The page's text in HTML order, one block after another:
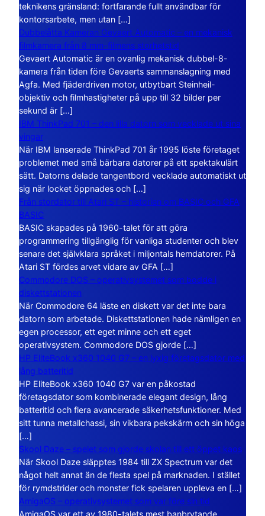
teknikens gränsland: fortfarande fullt användbar för
kontorsarbete, men utan […]
Dubbelåtta Kameran Gevaert Automatic – en mekanisk
filmkamera från 8 mm-filmens storhetstid
Gevaert Automatic är en ovanlig mekanisk dubbel-8-
kamera från tiden före Gevaerts sammanslagning med
Agfa. Med fjäderdriven motor, utbytbart Steinheil-
objektiv och filmhastigheter på upp till 32 bilder per
sekund är […]
IBM ThinkPad 701 – den lilla datorn som vecklade ut sina
vingar
När IBM lanserade ThinkPad 701 år 1995 löste företaget
problemet med små bärbara datorer på ett spektakulärt
sätt. Datorns delade tangentbord vecklade automatiskt ut
sig när locket öppnades och […]
Från stordator till Atari ST – historien om BASIC och GFA
BASIC
BASIC skapades på 1960-talet för att göra
programmering tillgänglig för vanliga studenter och blev
senare det självklara språket i miljontals hemdatorer. På
Atari ST fördes arvet vidare av GFA […]
Commodore DOS – operativsystemet som bodde i
diskettstationen
När Commodore 64 läste en diskett var det inte bara
datorn som arbetade. Diskettstationen hade nämligen en
egen processor, ett eget minne och ett eget
operativsystem. Commodore DOS gjorde […]
HP EliteBook x360 1040 G7 – en lyxig företagsdator med
lång batteritid
HP EliteBook x360 1040 G7 var en påkostad
företagsdator som kombinerade elegant design, lång
batteritid och flera avancerade säkerhetsfunktioner. Med
sitt tunna metallchassi, sin vikbara pekskärm och sin höga
[…]
Skool Daze – spelet som gjorde skolan till ett öppet kaos
När Skool Daze släpptes 1984 till ZX Spectrum var det
något helt annat än de flesta spel på marknaden. I stället
för rymdstrider och monster fick spelaren uppleva en […]
AmigaOS – operativsystemet som var före sin tid